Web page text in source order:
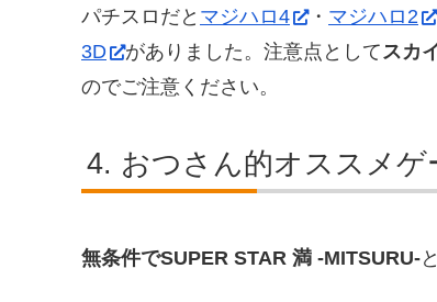
パチスロだと マジハロ4 ・ マジハロ2
3D
がありました。注意点としてスカ
のでご注意ください。
おつさん的オススメ
無条件でSUPER STAR 満 -MITSURU-